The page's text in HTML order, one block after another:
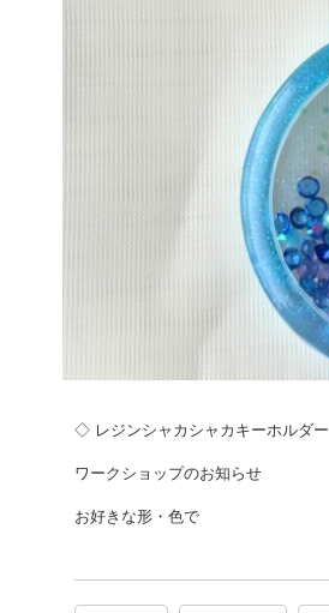
◇ レジンシャカシャカキーホルダー
ワークショップのお知らせ
お好きな形・色で
⸻